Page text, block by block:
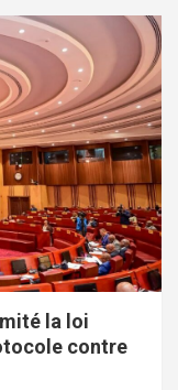
la loi
contre